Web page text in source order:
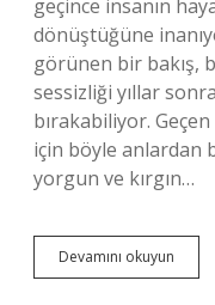
geçince insanın
dönüştüğüne
görünen bir bakış,
sessizliği yıllar
bırakabiliyor. Geçen
için böyle anlardan
yorgun ve kırgın…
Devamını okuyun
fon